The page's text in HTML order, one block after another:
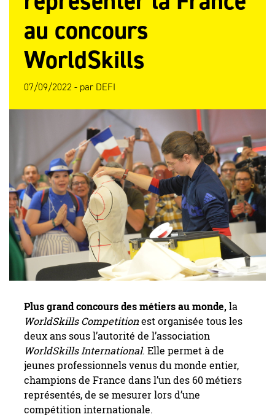
au concours
WorldSkills
07/09/2022 - par DEFI
Plus grand concours des métiers au monde,la
WorldSkills Competitionest organisée tous les
deux ans sous l’autorité de l’association
WorldSkills International. Elle permet à de
jeunes professionnels venus du monde entier,
champions de France dans l’un des 60 métiers
représentés, de se mesurer lors d’une
compétition internationale.